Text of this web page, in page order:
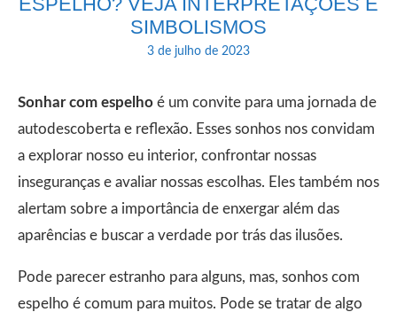
SIMBOLISMOS
3 de julho de 2023
Sonhar com espelho é um convite para uma jornada de
autodescoberta e reflexão. Esses sonhos nos convidam
a explorar nosso eu interior, confrontar nossas
inseguranças e avaliar nossas escolhas. Eles também nos
alertam sobre a importância de enxergar além das
aparências e buscar a verdade por trás das ilusões.
Pode parecer estranho para alguns, mas, sonhos com
espelho é comum para muitos. Pode se tratar de algo